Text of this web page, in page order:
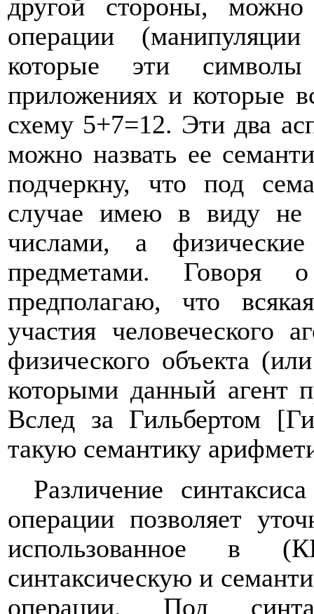
другой стороны,
операции
которые эти
приложениях и которые
схему 5+7=12. Эти два
можно назвать ее
подчеркну, что под
случае имею в виду не
числами, а
предметами. Говоря
предполагаю, что
участия человеческого
физического объекта
которыми данный агент
Вслед за Гильбертом
такую семантику
Различение
операции позволяет
использованное в
синтаксическую и
операции. Под